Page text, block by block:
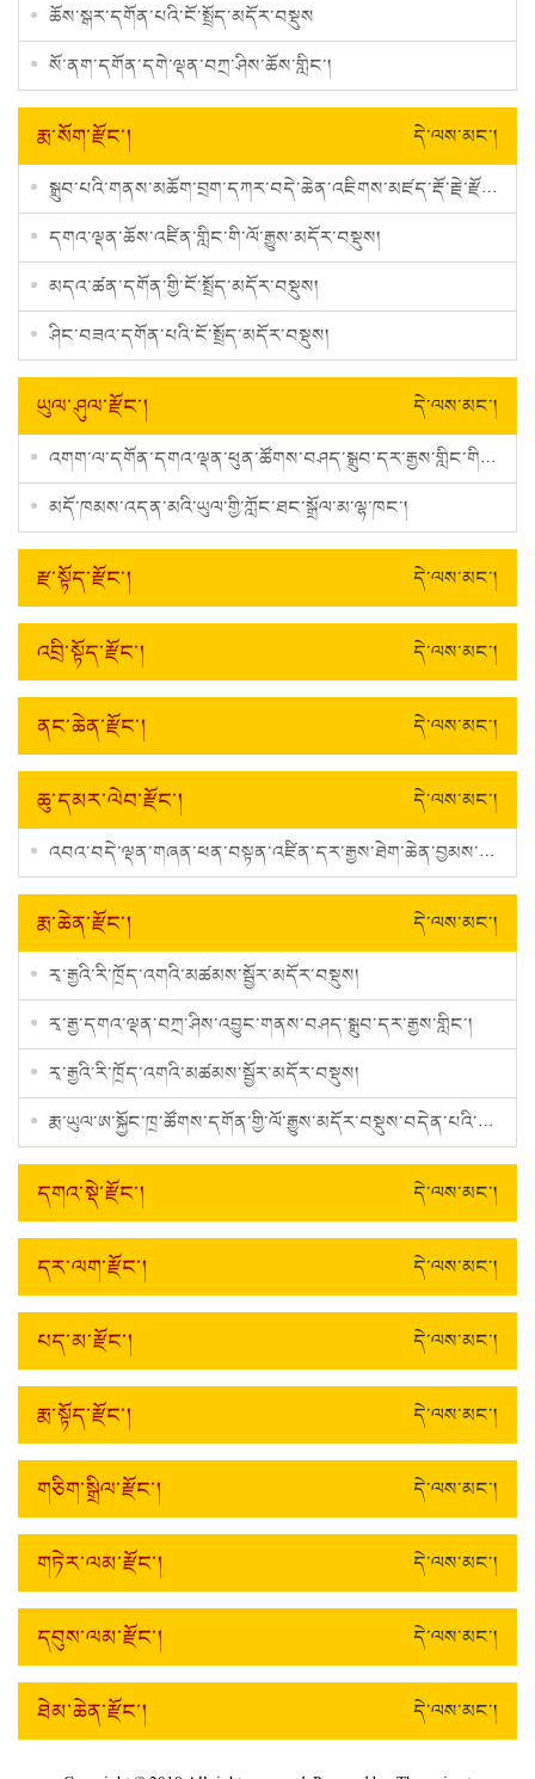
ཆོས་སྒར་དགོན་པའི་ངོ་སྤྲོད་མདོར་བསྡུས
སོ་ནག་དགོན་དགེ་ལྡན་བཀྲ་ཤིས་ཆོས་གླིང་།
རྨ་སོག་རྫོང་།
དེ་ལས་མང་།
སྒྲུབ་པའི་གནས་མཆོག་བྲག་དཀར་བདེ་ཆེན་འཇིགས་མཛད་རྡོ་རྗེ་རྫོང་།
དགའ་ལྡན་ཆོས་འཛིན་གླིང་གི་ལོ་རྒྱུས་མདོར་བསྡུས།
མདའ་ཚན་དགོན་གྱི་ངོ་སྤྲོད་མདོར་བསྡུས།
ཤིང་བཟའ་དགོན་པའི་ངོ་སྤྲོད་མདོར་བསྡུས།
ཡུལ་ཤུལ་རྫོང་།
དེ་ལས་མང་།
འགག་ལ་དགོན་དགའ་ལྡན་ཕུན་ཚོགས་བཤད་སྒྲུབ་དར་རྒྱས་གླིང་གི་ལོ་རྒྱུས་མདོར་བསྡུས།
མདོ་ཁམས་འདན་མའི་ཡུལ་གྱི་ཀློང་ཐང་སྒྲོལ་མ་ལྷ་ཁང་།
རྫ་སྟོད་རྫོང་། དེ་ལས་མང་།
འབྲི་སྟོད་རྫོང་། དེ་ལས་མང་།
ནང་ཆེན་རྫོང་། དེ་ལས་མང་།
ཆུ་དམར་ལེབ་རྫོང་།
དེ་ལས་མང་།
འབའ་བདེ་ལྡན་གཞན་ཕན་བསྟན་འཛིན་དར་རྒྱས་ཐེག་ཆེན་བྱམས་པ་གླིང་ལོ་རྒྱུས་མདོར་བསྡུས།
རྨ་ཆེན་རྫོང་།
དེ་ལས་མང་།
རྭ་རྒྱའི་རི་ཁྲོད་འགའི་མཚམས་སྦྱོར་མདོར་བསྡུས།
རྭ་རྒྱ་དགའ་ལྡན་བཀྲ་ཤིས་འབྱུང་གནས་བཤད་སྒྲུབ་དར་རྒྱས་གླིང་།
རྭ་རྒྱའི་རི་ཁྲོད་འགའི་མཚམས་སྦྱོར་མདོར་བསྡུས།
རྨ་ཡུལ་ཨ་སྐྱོང་ཁྲ་ཚོགས་དགོན་གྱི་ལོ་རྒྱུས་མདོར་བསྡུས་བདེན་པའི་རང་སྒྲ་ཞེས་བྱ་བ་བཞུགས་སོ།།
དགའ་སྡེ་རྫོང་། དེ་ལས་མང་།
དར་ལག་རྫོང་། དེ་ལས་མང་།
པད་མ་རྫོང་། དེ་ལས་མང་།
རྨ་སྟོད་རྫོང་། དེ་ལས་མང་།
གཅིག་སྒྲིལ་རྫོང་། དེ་ལས་མང་།
གཏེར་ལམ་རྫོང་། དེ་ལས་མང་།
དབུས་ལམ་རྫོང་། དེ་ལས་མང་།
ཐེམ་ཆེན་རྫོང་། དེ་ལས་མང་།